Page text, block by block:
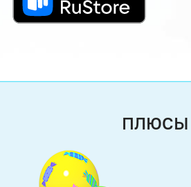
ПЛЮСЫ